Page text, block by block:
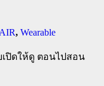
, Wearable
ปิดให้ดู ตอนไปสอน